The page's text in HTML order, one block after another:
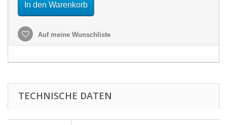
In den Warenkorb
Auf meine Wunschliste
TECHNISCHE DATEN